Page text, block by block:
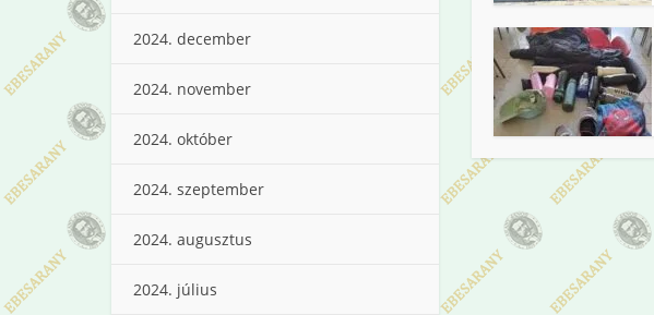
2024. december
2024. november
2024. október
2024. szeptember
2024. augusztus
2024. július